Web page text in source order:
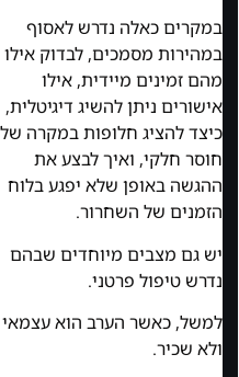
במקרים כאלה נדרש לאסוף
במהירות מסמכים, לבדוק אילו
מהם זמינים מיידית, אילו
אישורים ניתן להשיג דיגיטלית,
כיצד להציג חלופות במקרה של
חוסר חלקי, ואיך לבצע את
ההגשה באופן שלא יפגע בלוח
הזמנים של השחרור.
יש גם מצבים מיוחדים שבהם
נדרש טיפול פרטני.
למשל, כאשר הערב הוא עצמאי
ולא שכיר.